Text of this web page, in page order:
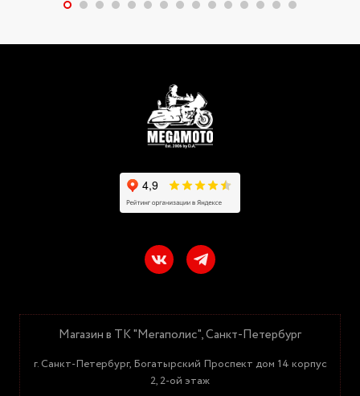
Магазин в ТК "Мегаполис", Санкт-Петербург
г. Санкт-Петербург, Богатырский Проспект дом 14 корпус
2, 2-ой этаж